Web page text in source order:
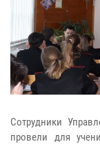
Сотрудники
провели для